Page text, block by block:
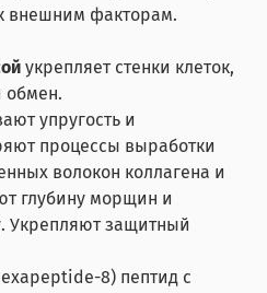
внешним факторам.
укрепляет стенки клеток,
обмен.
упругость и
процессы выработки
волокон коллагена и
глубину морщин и
Укрепляют защитный
8) пептид с